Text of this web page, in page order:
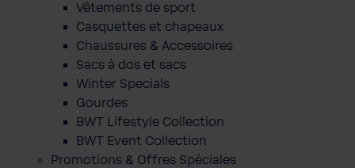
Vêtements de sport
Casquettes et chapeaux
Chaussures & Accessoires
Sacs à dos et sacs
Winter Specials
Gourdes
BWT Lifestyle Collection
BWT Event Collection
Promotions & Offres Spéciales